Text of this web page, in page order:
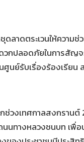
ลาดตระเวนให้ความช่
วกปลอดภัยในการสัญ
ศูนย์รับเรื่องร้องเรียน
ช่วงเทศกาลสงกรานต์
นทางหลวงชนบท เพื่อ